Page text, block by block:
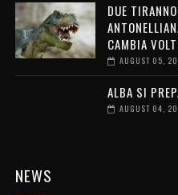
DUE
CAMBIA
AUGUST 05,
ALBA SI
AUGUST 04,
NEWS